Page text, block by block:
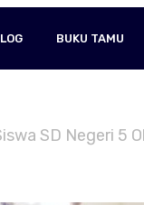
BUKU TAMU
SD Negeri 5